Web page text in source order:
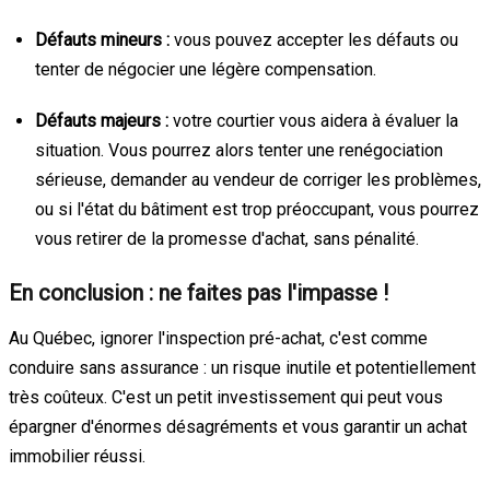
Défauts mineurs : vous pouvez accepter les défauts ou
tenter de négocier une légère compensation.
Défauts majeurs : votre courtier vous aidera à évaluer la
situation. Vous pourrez alors tenter une renégociation
sérieuse, demander au vendeur de corriger les problèmes,
ou si l'état du bâtiment est trop préoccupant, vous pourrez
vous retirer de la promesse d'achat, sans pénalité.
En conclusion : ne faites pas l'impasse !
Au Québec, ignorer l'inspection pré-achat, c'est comme
conduire sans assurance : un risque inutile et potentiellement
très coûteux. C'est un petit investissement qui peut vous
épargner d'énormes désagréments et vous garantir un achat
immobilier réussi.